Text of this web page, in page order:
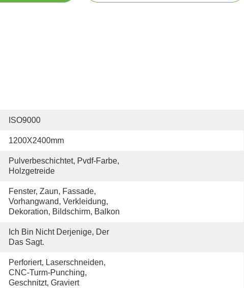
ISO9000
1200X2400mm
Pulverbeschichtet, Pvdf-Farbe,
Holzgetreide
Fenster, Zaun, Fassade,
Vorhangwand, Verkleidung,
Dekoration, Bildschirm, Balkon
Ich Bin Nicht Derjenige, Der
Das Sagt.
Perforiert, Laserschneiden,
CNC-Turm-Punching,
Geschnitzt, Graviert